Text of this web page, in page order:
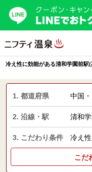
冷え性に効能がある清和学園前駅
1. 都道府県 中国
2. 沿線・駅 清和
3. こだわり条件 冷え性
こだ